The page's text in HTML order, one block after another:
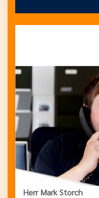
Herr Mark Storch